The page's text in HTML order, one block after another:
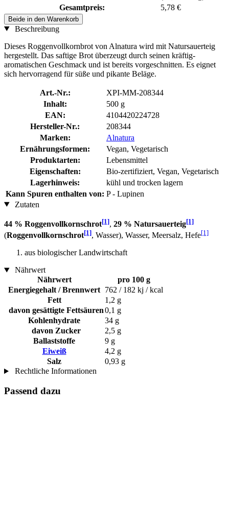
Gesamtpreis:
5,78 €
Beide in den Warenkorb
Beschreibung
Dieses Roggenvollkornbrot von Alnatura wird mit Natursauerteig
hergestellt. Das saftige Brot überzeugt durch seinen kräftig-
aromatischen Geschmack und ist bereits vorgeschnitten. Es eignet
sich hervorragend für süße und pikante Beläge.
Art.-Nr.:
XPI-MM-208344
Inhalt:
500 g
EAN:
4104420224728
Hersteller-Nr.:
208344
Marken:
Alnatura
Ernährungsformen:
Vegan, Vegetarisch
Produktarten:
Lebensmittel
Eigenschaften:
Bio-zertifiziert, Vegan, Vegetarisch
Lagerhinweis:
kühl und trocken lagern
Kann Spuren enthalten von: P - Lupinen
Zutaten
44 % Roggenvollkornschrot[1], 29 % Natursauerteig[1]
(Roggenvollkornschrot[1], Wasser), Wasser, Meersalz, Hefe[1]
aus biologischer Landwirtschaft
Nährwert
Nährwert
pro 100 g
Energiegehalt / Brennwert 762 / 182 kj / kcal
Fett
1,2 g
davon gesättigte Fettsäuren0,1 g
Kohlenhydrate
34 g
davon Zucker
2,5 g
Ballaststoffe
9 g
Eiweiß
4,2 g
Salz
0,93 g
Rechtliche Informationen
Passend dazu